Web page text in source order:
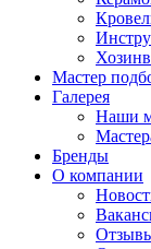
Мастер
Галерея
Наши
Бренды
О компании